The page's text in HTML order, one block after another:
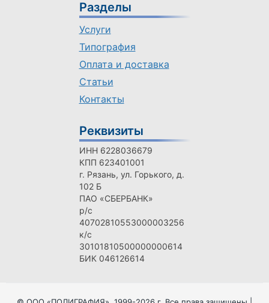
Разделы
Услуги
Типография
Оплата и доставка
Статьи
Контакты
Реквизиты
ИНН 6228036679
КПП 623401001
г. Рязань, ул. Горького, д.
102 Б
ПАО «СБЕРБАНК»
р/с
40702810553000003256
к/с
30101810500000000614
БИК 046126614